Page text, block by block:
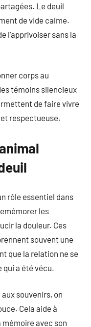
Le deuil
de vide calme.
l’apprivoiser sans la
corps au
témoins silencieux
de faire vivre
et respectueuse.
rôle essentiel dans
les
la douleur. Ces
souvent une
que la relation ne se
qui a été vécu.
souvenirs, on
Cela aide à
mémoire avec son